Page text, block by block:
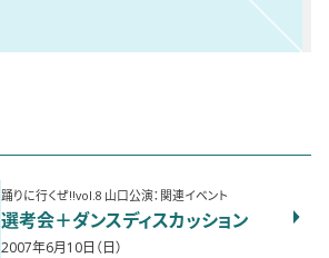
踊りに行くぜ!!vol.8 山口公演：関連イベント
選考会＋ダンスディスカッション
2007年6月10日（日）